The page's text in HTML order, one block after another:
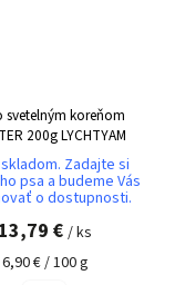
svetelným koreňom
DEMETER 200g LYCHTYAM
Zadajte si
psa a budeme Vás
o dostupnosti.
13,79 € / ks
6,90 € / 100 g